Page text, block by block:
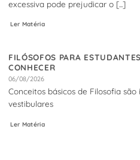
excessiva pode prejudicar o [...]
Ler Matéria
FILÓSOFOS PARA
CONHECER
06/08/2026
Conceitos básicos de Filosofia
vestibulares
Ler Matéria